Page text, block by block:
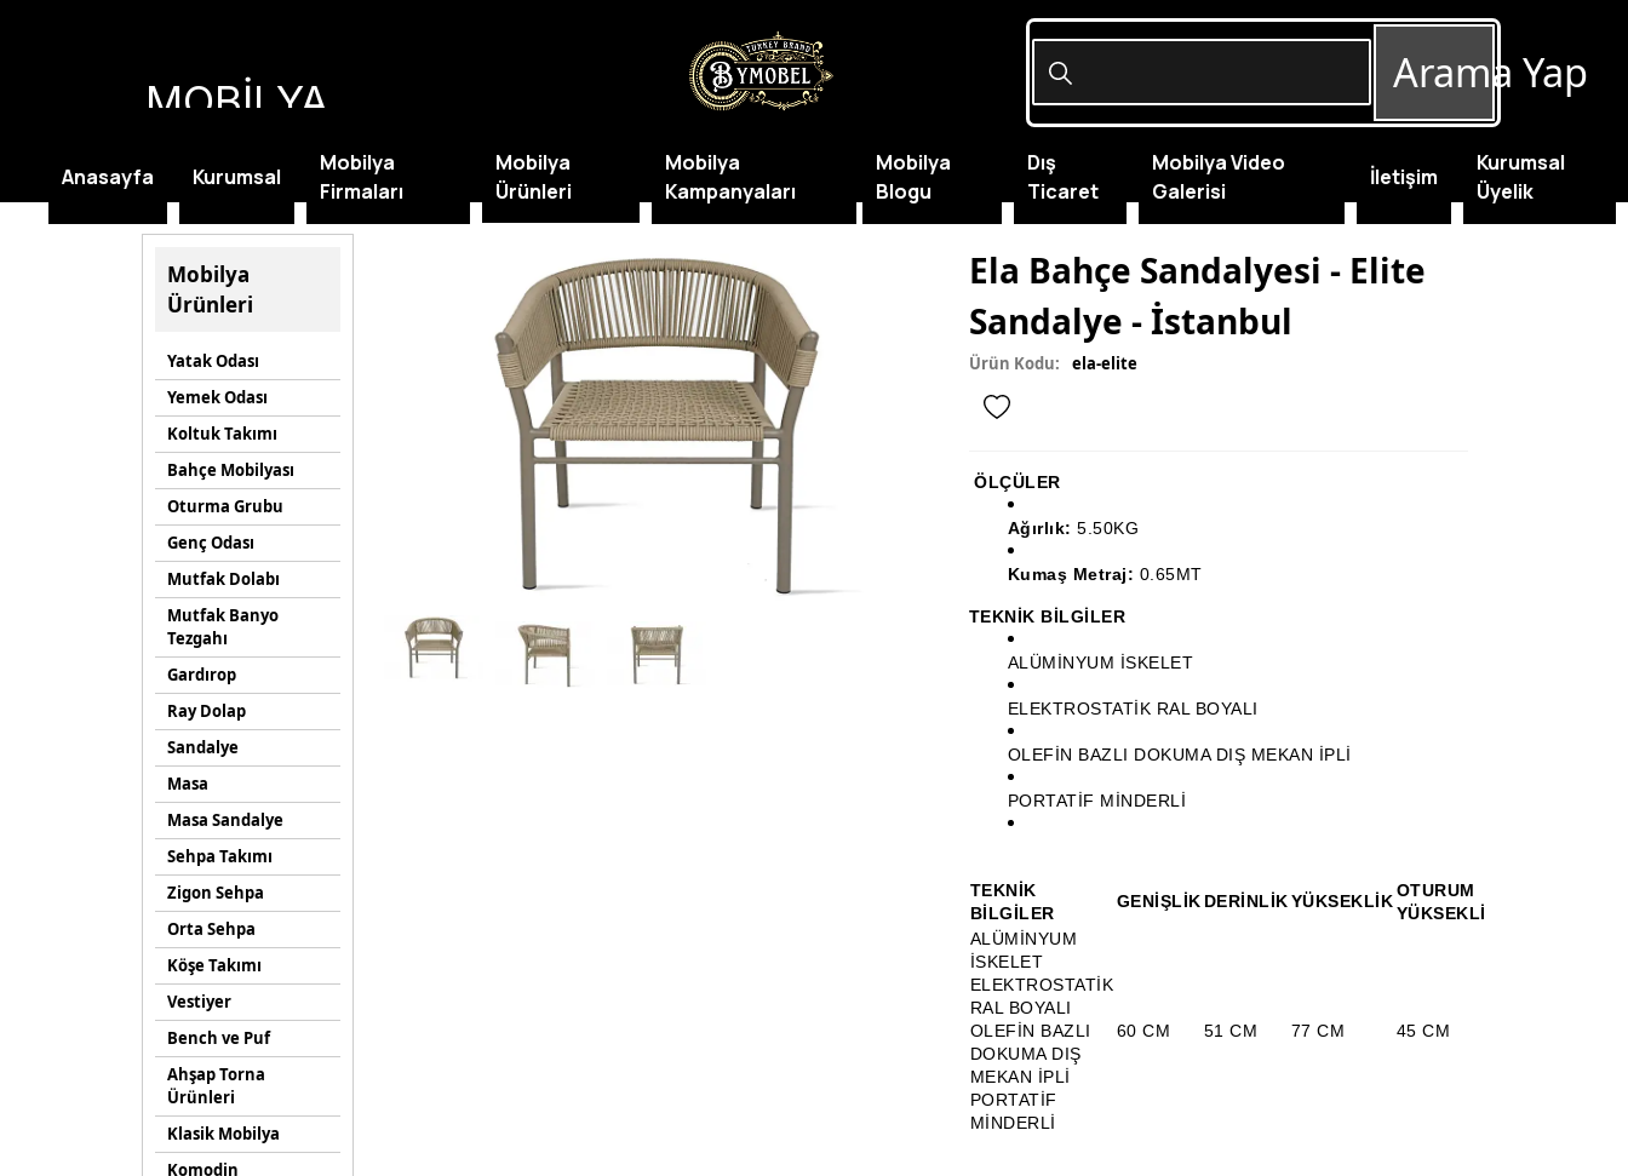
Mobilya
Ürünleri
Yatak Odası
Yemek Odası
Koltuk Takımı
Bahçe Mobilyası
Oturma Grubu
Genç Odası
Mutfak Dolabı
Mutfak Banyo
Tezgahı
Gardırop
Ray Dolap
Sandalye
Masa
Masa Sandalye
Sehpa Takımı
Zigon Sehpa
Orta Sehpa
Köşe Takımı
Vestiyer
Bench ve Puf
Ahşap Torna
Ürünleri
Klasik Mobilya
Komodin
Ela Bahçe Sandalyesi - Elite
Sandalye - İstanbul
Ürün Kodu: ela-elite
ÖLÇÜLER
Ağırlık: 5.50KG
Kumaş Metraj: 0.65MT
TEKNİK BİLGİLER
ALÜMİNYUM İSKELET
ELEKTROSTATİK RAL BOYALI
OLEFİN BAZLI DOKUMA DIŞ MEKAN İPLİ
PORTATİF MİNDERLİ
TEKNİK
BİLGİLER
GENİŞLİK DERİNLİKYÜKSEKLİK
OTURUM
YÜKSEKLİĞİ
ALÜMİNYUM
İSKELET
ELEKTROSTATİK
RAL BOYALI
OLEFİN BAZLI
DOKUMA DIŞ
MEKAN İPLİ
PORTATİF
MİNDERLİ
60 CM 51 CM 77 CM 45 CM
MOBİLYA
KAMPANYALARI
Arama Yap
Anasayfa Kurumsal
Mobilya
Firmaları
Mobilya
Ürünleri
Mobilya
Kampanyaları
Mobilya
Blogu
Dış
Ticaret
Mobilya Video
Galerisi
İletişim
Kurumsal
Üyelik